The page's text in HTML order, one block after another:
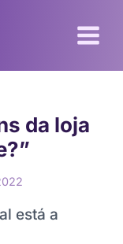
da loja
está a